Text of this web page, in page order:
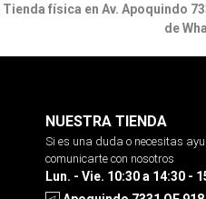
Tienda física en Av. Apoquindo
de
NUESTRA TIENDA
Si es una duda o necesitas
comunicarte con nosotros
Lun. - Vie. 10:30 a 14:30 -